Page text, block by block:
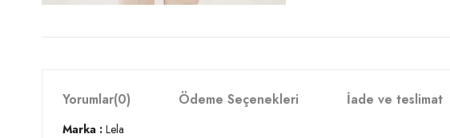
Yorumlar(0) Ödeme Seçenekleri İade ve teslimat
Marka : Lela